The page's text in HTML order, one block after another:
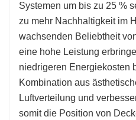
Systemen um bis zu 25 %
zu mehr Nachhaltigkeit im
wachsenden Beliebtheit
eine hohe Leistung
niedrigeren Energiekosten
Kombination aus
Luftverteilung und
somit die Position von